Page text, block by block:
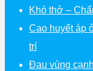
Khó thở –
Cao huyết áp
trí
Đau vùng